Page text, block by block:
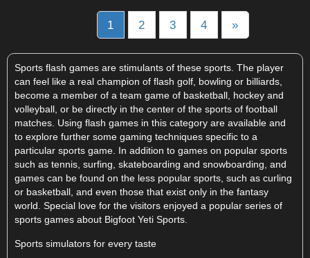
navigation
1 2 3 4 »
Sports flash games are stimulants of these sports. The player
can feel like a real champion of flash golf, bowling or billiards,
become a member of a team game of basketball, hockey and
volleyball, or be directly in the center of the sports of football
matches. Using flash games in this category are available and
to explore further some gaming techniques specific to a
particular sports game. In addition to games on popular sports
such as tennis, surfing, skateboarding and snowboarding, and
games can be found on the less popular sports, such as curling
or basketball, and even those that exist only in the fantasy
world. Special love for the visitors enjoyed a popular series of
sports games about Bigfoot Yeti Sports.
Sports simulators for every taste